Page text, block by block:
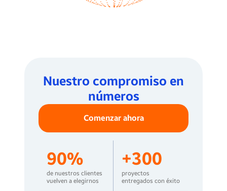
Nuestro compromiso en
números
Comenzar ahora
90%
de nuestros clientes
vuelven a elegirnos
+300
proyectos
entregados con éxito